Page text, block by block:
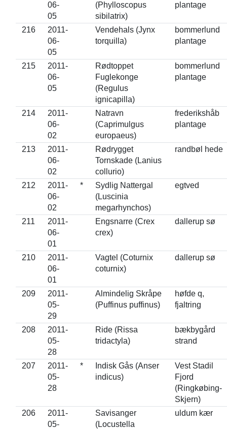
06-
05
(Phylloscopus
sibilatrix)
plantage
216
2011-
06-
05
Vendehals (Jynx
torquilla)
bommerlund
plantage
215
2011-
06-
05
Rødtoppet
Fuglekonge
(Regulus
ignicapilla)
bommerlund
plantage
214
2011-
06-
02
Natravn
(Caprimulgus
europaeus)
frederikshåb
plantage
213
2011-
06-
02
Rødrygget
Tornskade (Lanius
collurio)
randbøl hede
212
2011-
06-
02
*
Sydlig Nattergal
(Luscinia
megarhynchos)
egtved
211
2011-
06-
01
Engsnarre (Crex
crex)
dallerup sø
210
2011-
06-
01
Vagtel (Coturnix
coturnix)
dallerup sø
209
2011-
05-
29
Almindelig Skråpe
(Puffinus puffinus)
høfde q,
fjaltring
208
2011-
05-
28
Ride (Rissa
tridactyla)
bækbygård
strand
207
2011-
05-
28
*
Indisk Gås (Anser
indicus)
Vest Stadil
Fjord
(Ringkøbing-
Skjern)
206
2011-
05-
Savisanger
(Locustella
uldum kær